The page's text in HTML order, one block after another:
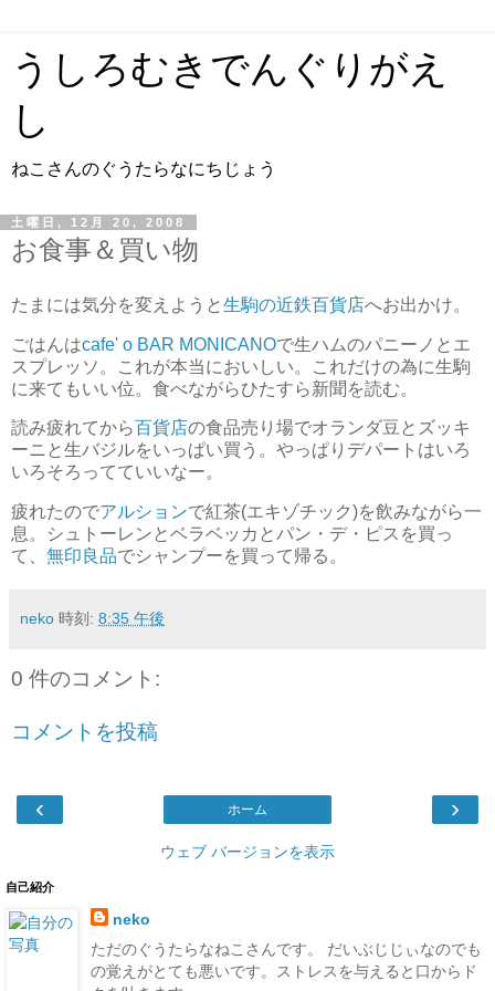
うしろむきでんぐりがえ
し
ねこさんのぐうたらなにちじょう
土曜日, 12月 20, 2008
お食事＆買い物
たまには気分を変えようと生駒の近鉄百貨店へお出かけ。
ごはんはcafe' o BAR MONICANOで生ハムのパニーノとエ
スプレッソ。これが本当においしい。これだけの為に生駒
に来てもいい位。食べながらひたすら新聞を読む。
読み疲れてから百貨店の食品売り場でオランダ豆とズッキ
ーニと生バジルをいっぱい買う。やっぱりデパートはいろ
いろそろってていいなー。
疲れたのでアルションで紅茶(エキゾチック)を飲みながら一
息。シュトーレンとベラベッカとパン・デ・ピスを買っ
て、 無印良品でシャンプーを買って帰る。
neko 時刻: 8:35 午後
0 件のコメント:
コメントを投稿
‹ ›
ホーム
ウェブ バージョンを表示
自己紹介
neko
ただのぐうたらなねこさんです。 だいぶじじぃなのでも
の覚えがとても悪いです。ストレスを与えると口からド